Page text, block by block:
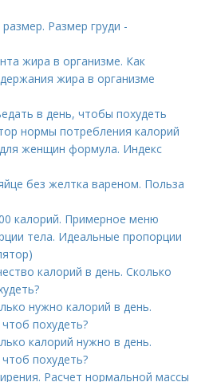
Размер груди -
жира в организме. Как
жира в организме
в день, чтобы похудеть
нормы потребления калорий
женщин формула. Индекс
без желтка вареном. Польза
калорий. Примерное меню
тела. Идеальные пропорции
калорий в день. Сколько
нужно калорий в день.
похудеть?
калорий нужно в день.
похудеть?
Расчет нормальной массы